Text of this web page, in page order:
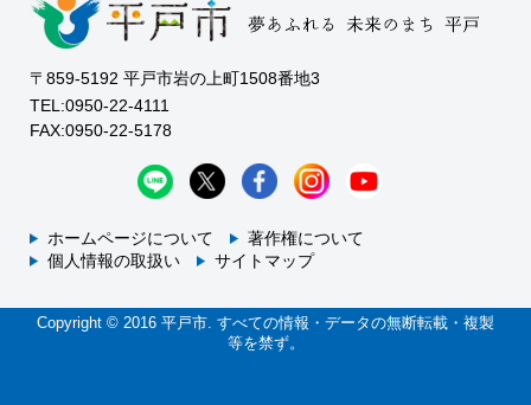
〒859-5192 平戸市岩の上町1508番地3
TEL:0950-22-4111
FAX:0950-22-5178
ホームページについて
著作権について
個人情報の取扱い
サイトマップ
Copyright © 2016 平戸市. すべての情報・データの無断転載・複製
等を禁ず。